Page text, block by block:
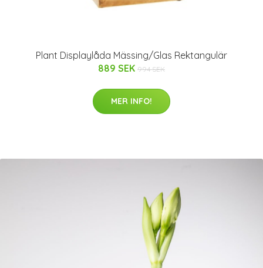
Plant Displaylåda Mässing/Glas Rektangulär
889 SEK 994 SEK
MER INFO!